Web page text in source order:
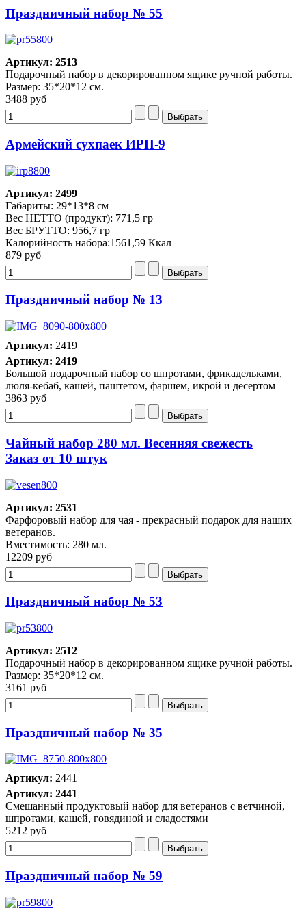
Праздничный набор № 55
Артикул: 2513
Подарочный набор в декорированном ящике ручной работы.
Размер: 35*20*12 см.
3488 руб
Армейский сухпаек ИРП-9
Артикул: 2499
Габариты: 29*13*8 см
Вес НЕТТО (продукт): 771,5 гр
Вес БРУТТО: 956,7 гр
Калорийность набора:1561,59 Ккал
879 руб
Праздничный набор № 13
Артикул: 2419
Артикул: 2419
Большой подарочный набор со шпротами, фрикадельками,
люля-кебаб, кашей, паштетом, фаршем, икрой и десертом
3863 руб
Чайный набор 280 мл. Весенняя свежесть
Заказ от 10 штук
Артикул: 2531
Фарфоровый набор для чая - прекрасный подарок для наших
ветеранов.
Вместимость: 280 мл.
12209 руб
Праздничный набор № 53
Артикул: 2512
Подарочный набор в декорированном ящике ручной работы.
Размер: 35*20*12 см.
3161 руб
Праздничный набор № 35
Артикул: 2441
Артикул: 2441
Смешанный продуктовый набор для ветеранов с ветчиной,
шпротами, кашей, говядиной и сладостями
5212 руб
Праздничный набор № 59